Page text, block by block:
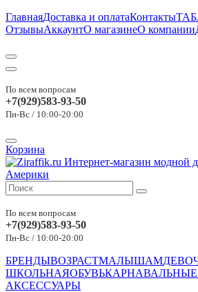
ГлавнаяДоставка и оплатаКонтакты
ОтзывыАккаунтО магазинеО компании
По всем вопросам
+7(929)583-93-50
Пн-Вс / 10:00-20:00
Корзина
По всем вопросам
+7(929)583-93-50
Пн-Вс / 10:00-20:00
БРЕНДЫВОЗРАСТМАЛЫШАМ
ШКОЛЬНАЯОБУВЬ
АКСЕССУАРЫ